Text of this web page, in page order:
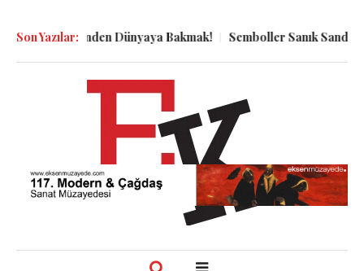
Son Yazılar:
Kuyu Dibinden Dünyaya Bakmak! Semboller Sanık